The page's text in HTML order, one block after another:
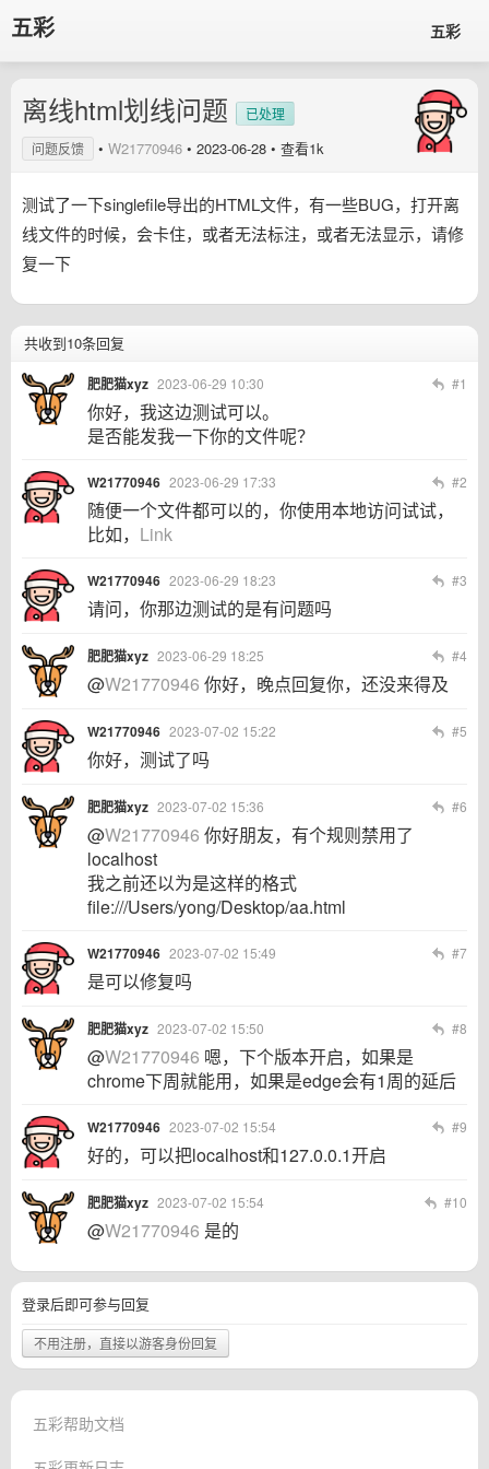
五彩 五彩
离线html划线问题
已处理
问题反馈
• W21770946 • 2023-06-28 • 查看1k
测试了一下singlefile导出的HTML文件，有一些BUG，打开离
线文件的时候，会卡住，或者无法标注，或者无法显示，请修
复一下
共收到10条回复
肥肥猫xyz 2023-06-29 10:30 #1
你好，我这边测试可以。
是否能发我一下你的文件呢？
W21770946 2023-06-29 17:33 #2
随便一个文件都可以的，你使用本地访问试试，
比如， Link
W21770946 2023-06-29 18:23 #3
请问，你那边测试的是有问题吗
肥肥猫xyz 2023-06-29 18:25 #4
@W21770946 你好，晚点回复你，还没来得及
W21770946 2023-07-02 15:22 #5
你好，测试了吗
肥肥猫xyz 2023-07-02 15:36 #6
@W21770946 你好朋友，有个规则禁用了
localhost
我之前还以为是这样的格式
file:///Users/yong/Desktop/aa.html
W21770946 2023-07-02 15:49 #7
是可以修复吗
肥肥猫xyz 2023-07-02 15:50 #8
@W21770946 嗯，下个版本开启，如果是
chrome下周就能用，如果是edge会有1周的延后
W21770946 2023-07-02 15:54 #9
好的，可以把localhost和127.0.0.1开启
肥肥猫xyz 2023-07-02 15:54 #10
@W21770946 是的
登录后即可参与回复
不用注册，直接以游客身份回复
五彩帮助文档